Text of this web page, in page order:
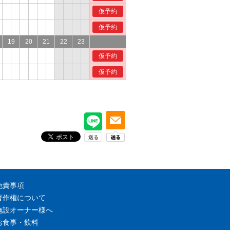
仮予約
仮予約
19
20 21 22
23
仮予約
仮予約
責事項
作権について
設オーナー様へ
食事・飲料